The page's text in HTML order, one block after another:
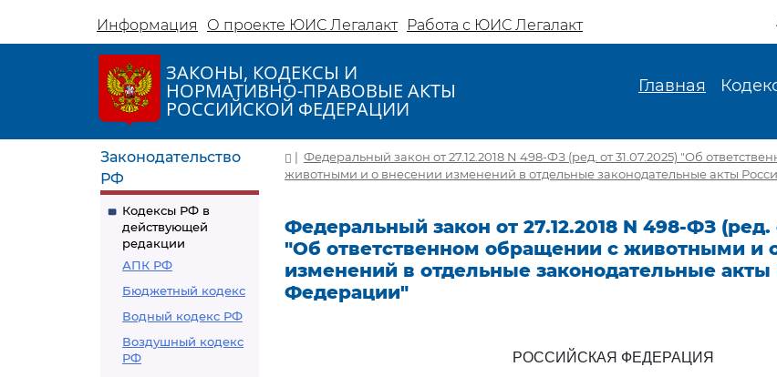
Информация О проекте ЮИС Легалакт Работа с ЮИС Легалакт
ЗАКОНЫ, КОДЕКСЫ И
НОРМАТИВНО-ПРАВОВЫЕ АКТЫ
РОССИЙСКОЙ ФЕДЕРАЦИИ
Главная
Законодательство
РФ
Кодексы РФ в
действующей
редакции
АПК РФ
Бюджетный кодекс
Водный кодекс РФ
Воздушный кодекс
РФ
| Федеральный закон от 27.12.2018 N 498-ФЗ (ред. от 31.07.2025) "Об
животными и о внесении изменений в отдельные законодательные акты
Федеральный закон от 27.12.2018 N 498-ФЗ (ред.
"Об ответственном обращении с животными и
изменений в отдельные законодательные акты
Федерации"
РОССИЙСКАЯ ФЕДЕРАЦИЯ